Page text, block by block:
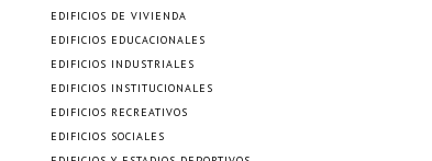
EDIFICIOS DE VIVIENDA
EDIFICIOS EDUCACIONALES
EDIFICIOS INDUSTRIALES
EDIFICIOS INSTITUCIONALES
EDIFICIOS RECREATIVOS
EDIFICIOS SOCIALES